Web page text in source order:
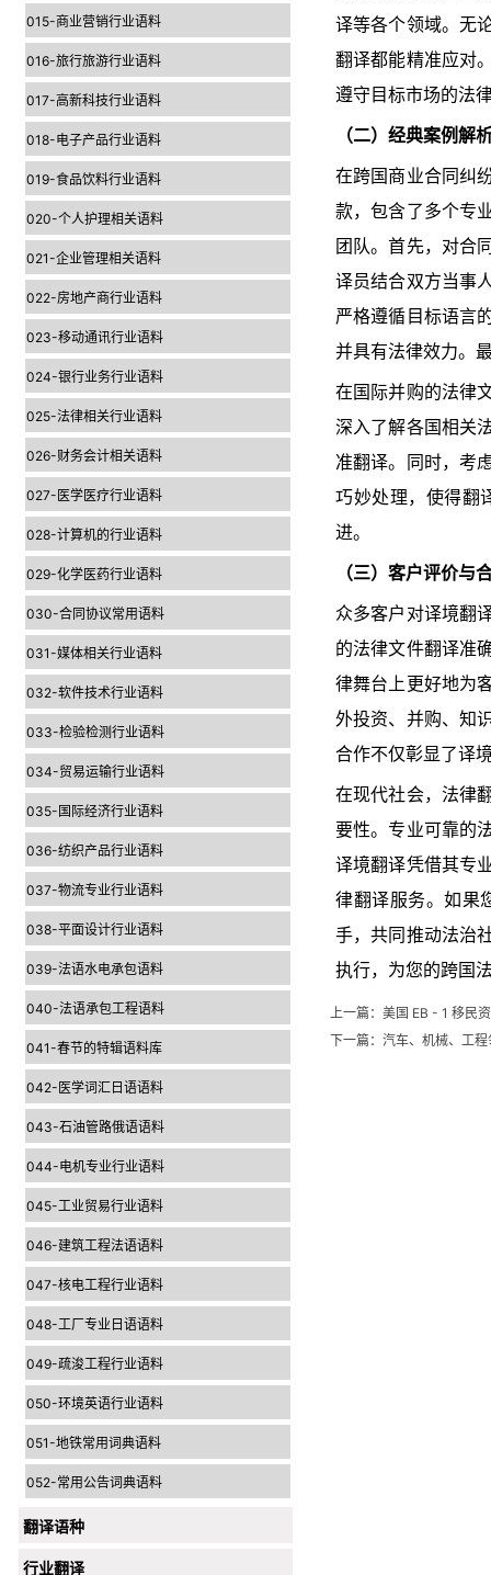
015-商业营销行业语料
016-旅行旅游行业语料
017-高新科技行业语料
018-电子产品行业语料
019-食品饮料行业语料
020-个人护理相关语料
021-企业管理相关语料
022-房地产商行业语料
023-移动通讯行业语料
024-银行业务行业语料
025-法律相关行业语料
026-财务会计相关语料
027-医学医疗行业语料
028-计算机的行业语料
029-化学医药行业语料
030-合同协议常用语料
031-媒体相关行业语料
032-软件技术行业语料
033-检验检测行业语料
034-贸易运输行业语料
035-国际经济行业语料
036-纺织产品行业语料
037-物流专业行业语料
038-平面设计行业语料
039-法语水电承包语料
040-法语承包工程语料
041-春节的特辑语料库
042-医学词汇日语语料
043-石油管路俄语语料
044-电机专业行业语料
045-工业贸易行业语料
046-建筑工程法语语料
047-核电工程行业语料
048-工厂专业日语语料
049-疏浚工程行业语料
050-环境英语行业语料
051-地铁常用词典语料
052-常用公告词典语料
翻译语种
行业翻译
译等各个领域。无
翻译都能精准应对
遵守目标市场的法
（二）经典案例解
在跨国商业合同纠
款，包含了多个专
团队。首先，对合
译员结合双方当事
严格遵循目标语言
并具有法律效力。
在国际并购的法律
深入了解各国相关
准翻译。同时，考
巧妙处理，使得翻
进。
（三）客户评价与
众多客户对译境翻
的法律文件翻译准
律舞台上更好地为
外投资、并购、知
合作不仅彰显了译
在现代社会，法律
要性。专业可靠的
译境翻译凭借其专
律翻译服务。如果
手，共同推动法治
执行，为您的跨国
上一篇： 美国 EB - 1 移民
下一篇： 汽车、机械、工